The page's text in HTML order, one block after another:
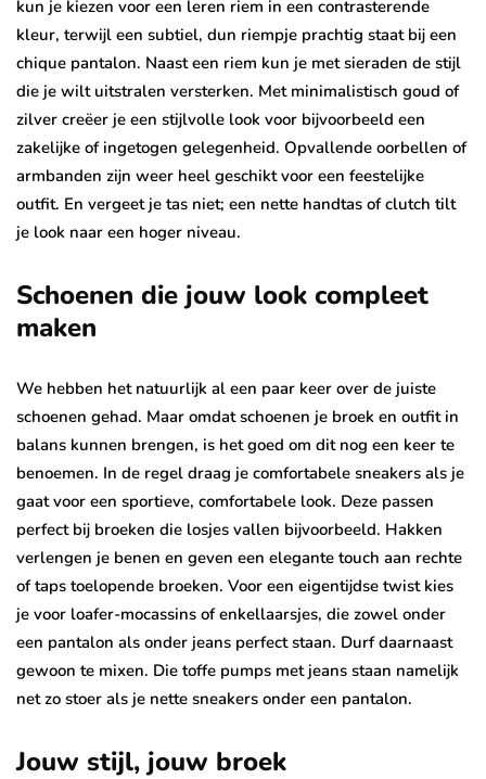
kun je kiezen voor een leren riem in een contrasterende
kleur, terwijl een subtiel, dun riempje prachtig staat bij een
chique pantalon. Naast een riem kun je met sieraden de stijl
die je wilt uitstralen versterken. Met minimalistisch goud of
zilver creëer je een stijlvolle look voor bijvoorbeeld een
zakelijke of ingetogen gelegenheid. Opvallende oorbellen of
armbanden zijn weer heel geschikt voor een feestelijke
outfit. En vergeet je tas niet; een nette handtas of clutch tilt
je look naar een hoger niveau.
Schoenen die jouw look compleet
maken
We hebben het natuurlijk al een paar keer over de juiste
schoenen gehad. Maar omdat schoenen je broek en outfit in
balans kunnen brengen, is het goed om dit nog een keer te
benoemen. In de regel draag je comfortabele sneakers als je
gaat voor een sportieve, comfortabele look. Deze passen
perfect bij broeken die losjes vallen bijvoorbeeld. Hakken
verlengen je benen en geven een elegante touch aan rechte
of taps toelopende broeken. Voor een eigentijdse twist kies
je voor loafer-mocassins of enkellaarsjes, die zowel onder
een pantalon als onder jeans perfect staan. Durf daarnaast
gewoon te mixen. Die toffe pumps met jeans staan namelijk
net zo stoer als je nette sneakers onder een pantalon.
Jouw stijl, jouw broek